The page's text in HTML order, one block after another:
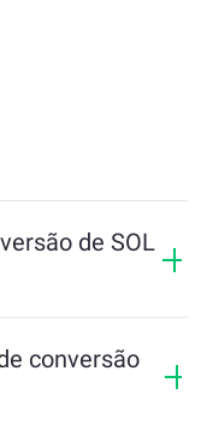
de SOL
varia de acordo
e a demanda, e
conversão